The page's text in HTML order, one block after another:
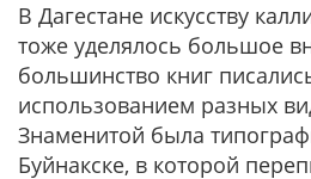
В Дагестане искусству
тоже уделялось большое
большинство книг
использованием разных
Знаменитой была
Буйнакске, в которой